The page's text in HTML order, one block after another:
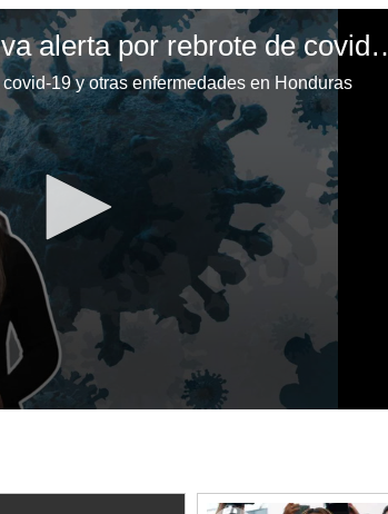
Honduras: Salud activa alerta
19 y otras enfermedades en Honduras